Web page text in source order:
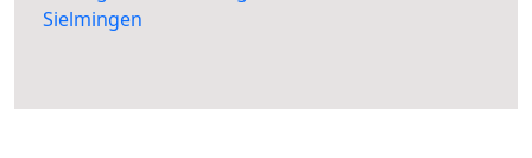
Sielmingen